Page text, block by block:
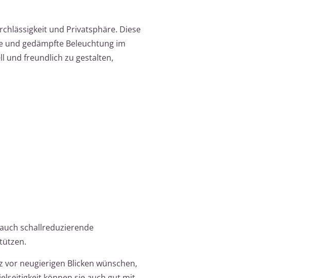
und Privatsphäre. Diese
und gedämpfte Beleuchtung im
und freundlich zu gestalten,
schallreduzierende
neugierigen Blicken wünschen,